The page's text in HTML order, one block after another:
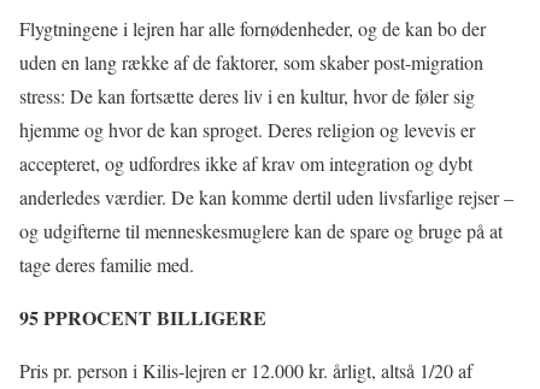
Flygtningene i lejren har alle fornødenheder, og de kan bo der
uden en lang række af de faktorer, som skaber post-migration
stress: De kan fortsætte deres liv i en kultur, hvor de føler sig
hjemme og hvor de kan sproget. Deres religion og levevis er
accepteret, og udfordres ikke af krav om integration og dybt
anderledes værdier. De kan komme dertil uden livsfarlige rejser –
og udgifterne til menneskesmuglere kan de spare og bruge på at
tage deres familie med.
95 PPROCENT BILLIGERE
Pris pr. person i Kilis-lejren er 12.000 kr. årligt, altså 1/20 af